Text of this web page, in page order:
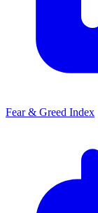
Fear & Greed Index